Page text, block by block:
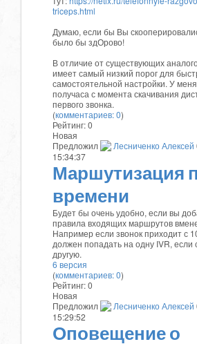
triceps.html
Думаю, если бы Вы
было бы здОрово!
В отличие от существующих
имеет самый низкий порог для
самостоятельной настройки. У
получаса с момента скачивания
первого звонка.
(комментариев: 0)
Рейтинг:0
Новая
Предложил
Лесниченко Алексей
15:34:37
Маршутизация
времени
Будет бы очень удобно, если вы
правила входящих маршрутов
Например если звонок приходит с
должен попадать на одну IVR, если
другую.
6 версия
(комментариев: 0)
Рейтинг:0
Новая
Предложил
Лесниченко Алексей
15:29:52
Оповещение о